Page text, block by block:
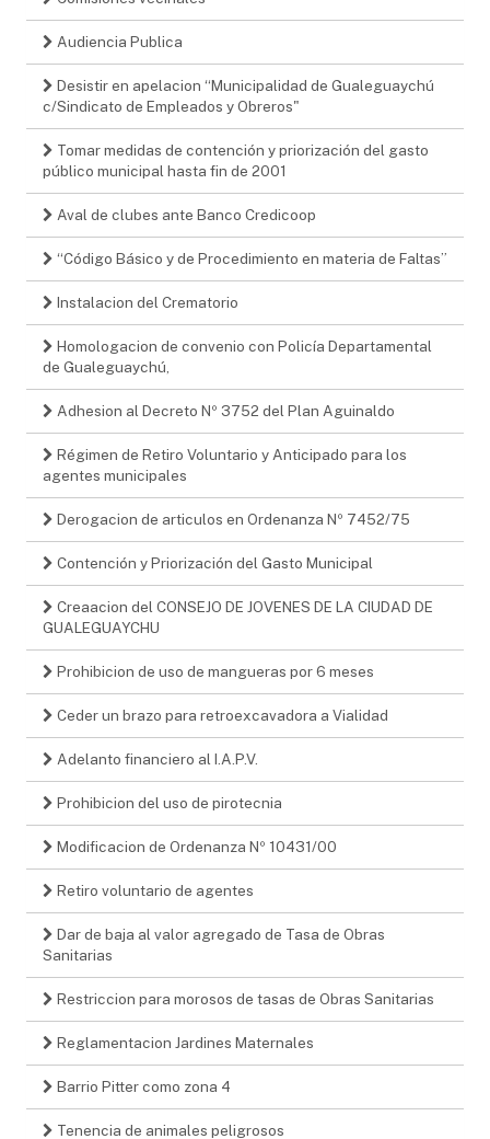
Audiencia Publica
Desistir en apelacion “Municipalidad de Gualeguaychú
c/Sindicato de Empleados y Obreros"
Tomar medidas de contención y priorización del gasto
público municipal hasta fin de 2001
Aval de clubes ante Banco Credicoop
“Código Básico y de Procedimiento en materia de Faltas”
Instalacion del Crematorio
Homologacion de convenio con Policía Departamental
de Gualeguaychú,
Adhesion al Decreto Nº 3752 del Plan Aguinaldo
Régimen de Retiro Voluntario y Anticipado para los
agentes municipales
Derogacion de articulos en Ordenanza Nº 7452/75
Contención y Priorización del Gasto Municipal
Creaacion del CONSEJO DE JOVENES DE LA CIUDAD DE
GUALEGUAYCHU
Prohibicion de uso de mangueras por 6 meses
Ceder un brazo para retroexcavadora a Vialidad
Adelanto financiero al I.A.P.V.
Prohibicion del uso de pirotecnia
Modificacion de Ordenanza Nº 10431/00
Retiro voluntario de agentes
Dar de baja al valor agregado de Tasa de Obras
Sanitarias
Restriccion para morosos de tasas de Obras Sanitarias
Reglamentacion Jardines Maternales
Barrio Pitter como zona 4
Tenencia de animales peligrosos